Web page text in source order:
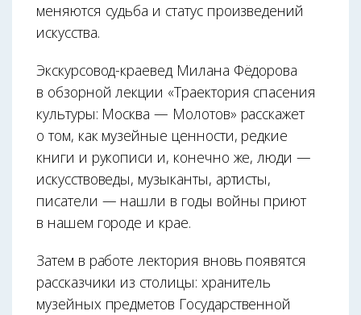
меняются судьба и статус произведений
искусства.
Экскурсовод-краевед Милана Фёдорова
в обзорной лекции «Траектория спасения
культуры: Москва — Молотов» расскажет
о том, как музейные ценности, редкие
книги и рукописи и, конечно же, люди —
искусствоведы, музыканты, артисты,
писатели — нашли в годы войны приют
в нашем городе и крае.
Затем в работе лектория вновь появятся
рассказчики из столицы: хранитель
музейных предметов Государственной